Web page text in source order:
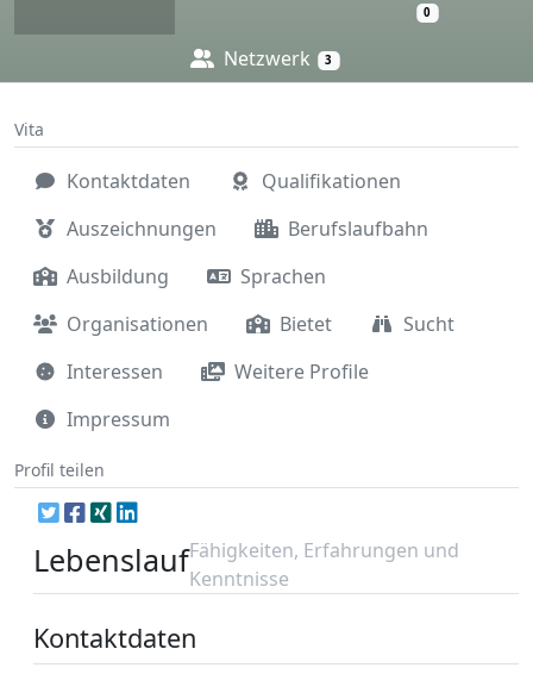
0
Netzwerk 3
Vita
Kontaktdaten
Qualifikationen
Auszeichnungen
Berufslaufbahn
Ausbildung
Sprachen
Organisationen
Bietet
Sucht
Interessen
Weitere Profile
Impressum
Profil teilen
LebenslaufFähigkeiten, Erfahrungen und
Kenntnisse
Kontaktdaten